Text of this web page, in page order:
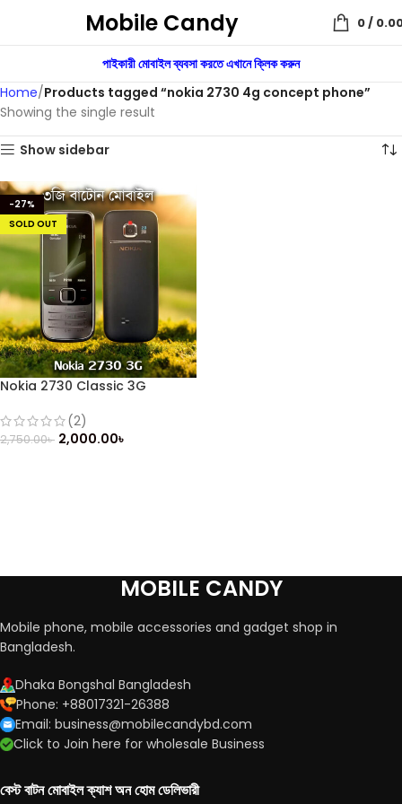
Mobile Candy 0/
পাইকারী মোবাইল ব্যবসা করতে এখানে ক্লিক করুন
Home Products tagged “nokia 2730 4g concept phone”
Showing the single result
Show sidebar
-27%
SOLD OUT
Nokia 2730 Classic 3G
(2)
2,750.00৳ 2,000.00৳
MOBILE CANDY
Mobile phone, mobile accessories and gadget shop in
Bangladesh.
Dhaka Bongshal Bangladesh
Phone: +88017321-26388
Email: business@mobilecandybd.com
Click to Join here for wholesale Business
বেস্ট বাটন মোবাইল ক্যাশ অন হোম ডেলিভারী